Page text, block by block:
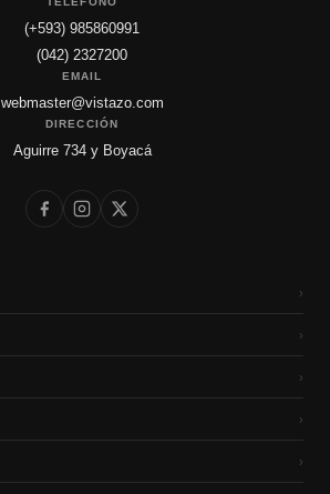
(+593) 985860991
(042) 2327200
EMAIL
webmaster@vistazo.com
DIRECCIÓN
Aguirre 734 y Boyacá
›
›
›
›
›